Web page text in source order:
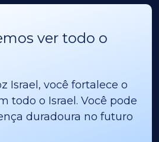
ver todo o
Israel, você fortalece o
todo o Israel. Você pode
duradoura no futuro